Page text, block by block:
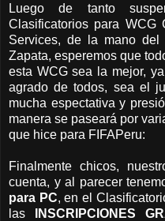
Luego de tanto
Clasificatorios para WCG
Services, de la mano del
Zapata, esperemos que
esta WCG sea la mejor,
agrado de todos, sea el
mucha espectativa y
manera se paseará por
que hice para FIFAPeru:
Finalmente chicos,
cuenta, y al parecer
para PC, en el
las
INSCRIPCIONES